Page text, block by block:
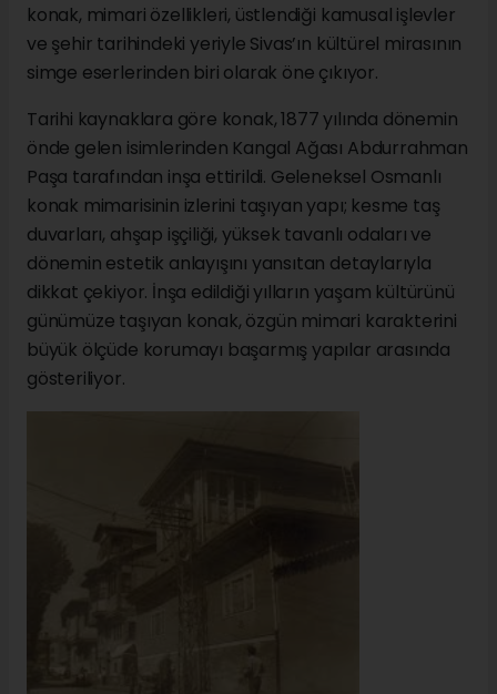
konak, mimari özellikleri, üstlendiği kamusal işlevler
ve şehir tarihindeki yeriyle Sivas’ın kültürel mirasının
simge eserlerinden biri olarak öne çıkıyor.
Tarihi kaynaklara göre konak, 1877 yılında dönemin
önde gelen isimlerinden Kangal Ağası Abdurrahman
Paşa tarafından inşa ettirildi. Geleneksel Osmanlı
konak mimarisinin izlerini taşıyan yapı; kesme taş
duvarları, ahşap işçiliği, yüksek tavanlı odaları ve
dönemin estetik anlayışını yansıtan detaylarıyla
dikkat çekiyor. İnşa edildiği yılların yaşam kültürünü
günümüze taşıyan konak, özgün mimari karakterini
büyük ölçüde korumayı başarmış yapılar arasında
gösteriliyor.